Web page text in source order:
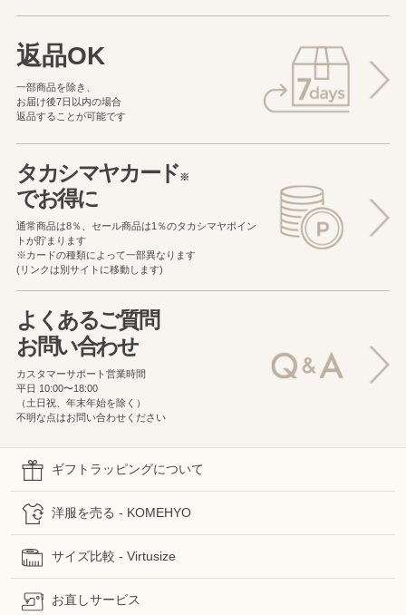
返品OK
一部商品を除き、
お届け後7日以内の場合
返品することが可能です
タカシマヤカード※
でお得に
通常商品は8％、セール商品は1％のタカシマヤポイン
トが貯まります
※カードの種類によって一部異なります
(リンクは別サイトに移動します)
よくあるご質問
お問い合わせ
カスタマーサポート営業時間
平日 10:00〜18:00
（土日祝、年末年始を除く）
不明な点はお問い合わせください
ギフトラッピングについて
洋服を売る - KOMEHYO
サイズ比較 - Virtusize
お直しサービス